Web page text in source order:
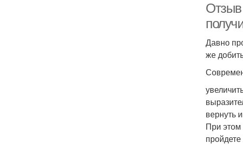
Отзыв
Давно
же
вернуть
При